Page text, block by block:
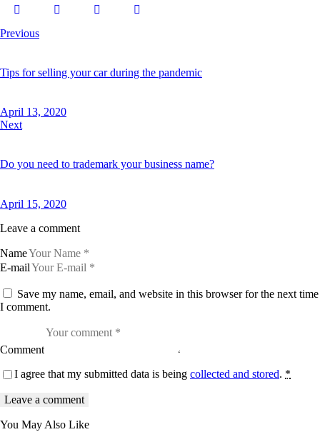
,
s
e
a
n
c
s
l
b
r
e
d
o
e
B
y
e
i
Previous
Tips for selling your car during the pandemic
April 13, 2020
Next
Do you need to trademark your business name?
April 15, 2020
Leave a comment
Name
E-mail
Save my name, email, and website in this browser for the next time
I comment.
Comment
I agree that my submitted data is being collected and stored. *
You May Also Like